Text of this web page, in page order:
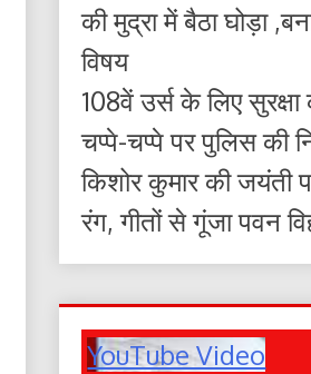
की मुद्रा में बैठा घोड़ा
विषय
108वें उर्स के लिए
चप्पे-चप्पे पर पुलिस की
किशोर कुमार की
रंग, गीतों से गूंजा पवन
YouTube Video